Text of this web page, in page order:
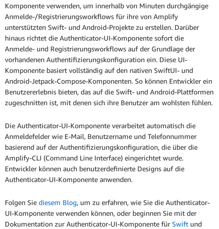
Komponente verwenden, um innerhalb von Minuten durchgängige
Anmelde-/Registrierungsworkflows für ihre von Amplify
unterstützten Swift- und Android-Projekte zu erstellen. Darüber
hinaus richtet die Authenticator-UI-Komponente sofort die
Anmelde- und Registrierungsworkflows auf der Grundlage der
vorhandenen Authentifizierungskonfiguration ein. Diese UI-
Komponente basiert vollständig auf den nativen SwiftUI- und
Android-Jetpack-Compose-Komponenten. So können Entwickler ein
Benutzererlebnis bieten, das auf die Swift- und Android-Plattformen
zugeschnitten ist, mit denen sich ihre Benutzer am wohlsten fühlen.
Die Authenticator-UI-Komponente verarbeitet automatisch die
Anmeldefelder wie E-Mail, Benutzername und Telefonnummer
basierend auf der Authentifizierungskonfiguration, die über die
Amplify-CLI (Command Line Interface) eingerichtet wurde.
Entwickler können auch benutzerdefinierte Designs auf die
Authenticator-UI-Komponente anwenden.
Folgen Sie diesem Blog, um zu erfahren, wie Sie die Authenticator-
UI-Komponente verwenden können, oder beginnen Sie mit der
Dokumentation zur Authenticator-UI-Komponente für Swift und